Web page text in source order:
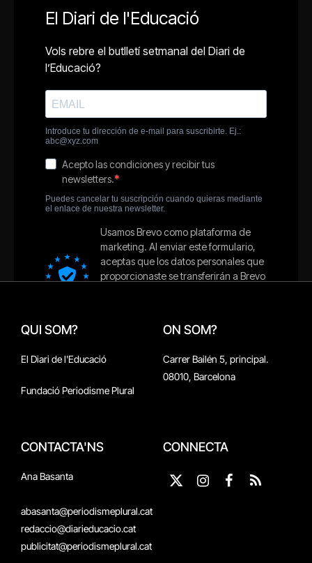
QUI SOM?
El Diari de l'Educació
Fundació Periodisme Plural
ON SOM?
Carrer Bailén 5, principal.
08010, Barcelona
CONTACTA'NS
Ana Basanta
abasanta@periodismeplural.cat
redaccio@diarieducacio.cat
publicitat@periodismeplural.cat
CONNECTA
X
InstagramFacebook
RSS